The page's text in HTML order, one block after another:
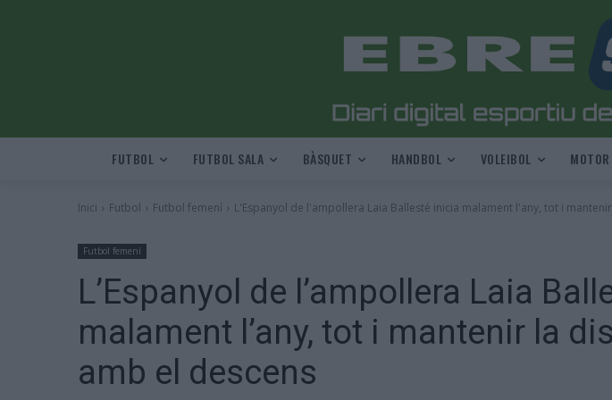
FUTBOL FUTBOL SALA BÀSQUET HANDBOL VOLEIBOL MOTOR
Inici Futbol Futbol femení L'Espanyol de l'ampollera Laia Ballesté inicia malament l'any, tot i
Futbol femení
L’Espanyol de l’ampollera Laia
malament l’any, tot i mantenir la
amb el descens